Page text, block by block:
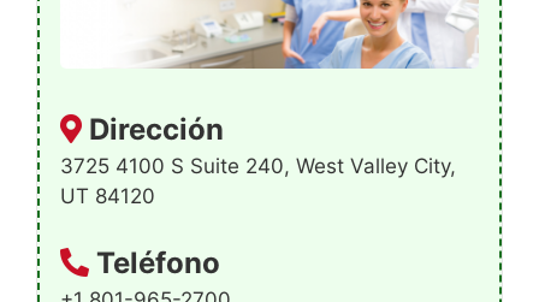
Dirección
3725 4100 S Suite 240, West Valley City,
UT 84120
Teléfono